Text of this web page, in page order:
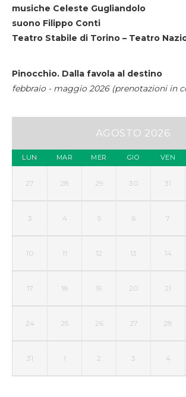
musiche Celeste Gugliandolo
suono Filippo Conti
Teatro Stabile di Torino – Teatro
Pinocchio. Dalla favola al destino
febbraio - maggio 2026 (prenotazioni in
AGOSTO 2026
LUN MAR MER GIO VEN
27 28 29 30 31
3 4 5 6 7
10 11 12 13 14
17 18 19 20 21
24 25 26 27 28
31 1 2 3 4